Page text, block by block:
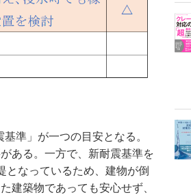
準」が一つの目安となる。
ある。一方で、新耐震基準を
となっているため、建物が倒
建築物であっても安心せず、